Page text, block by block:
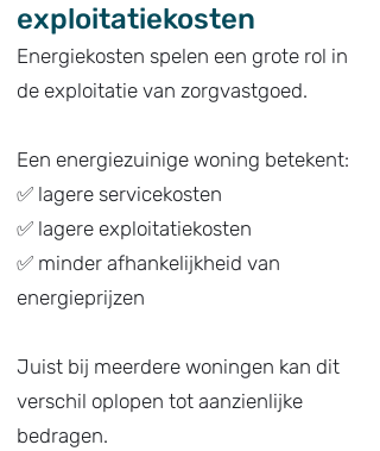
exploitatiekosten
Energiekosten spelen een grote rol in
de exploitatie van zorgvastgoed.
Een energiezuinige woning betekent:
✅ lagere servicekosten
✅ lagere exploitatiekosten
✅ minder afhankelijkheid van
energieprijzen
Juist bij meerdere woningen kan dit
verschil oplopen tot aanzienlijke
bedragen.